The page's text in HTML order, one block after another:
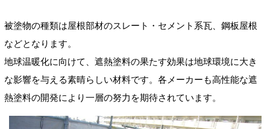
被塗物の種類は屋根部材のスレート・セメント系瓦、鋼板屋根
などとなります。
地球温暖化に向けて、遮熱塗料の果たす効果は地球環境に大き
な影響を与える素晴らしい材料です。各メーカーも高性能な遮
熱塗料の開発により一層の努力を期待されています。